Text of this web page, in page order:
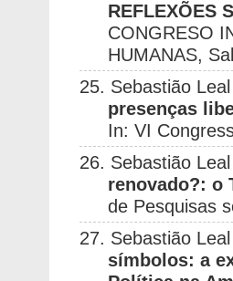
REFLEXÕES
CONGRESO
HUMANAS,
25. Sebastião
presenças
In: VI
26. Sebastião
renovado?: o
de Pesquisas
27. Sebastião
símbolos: a